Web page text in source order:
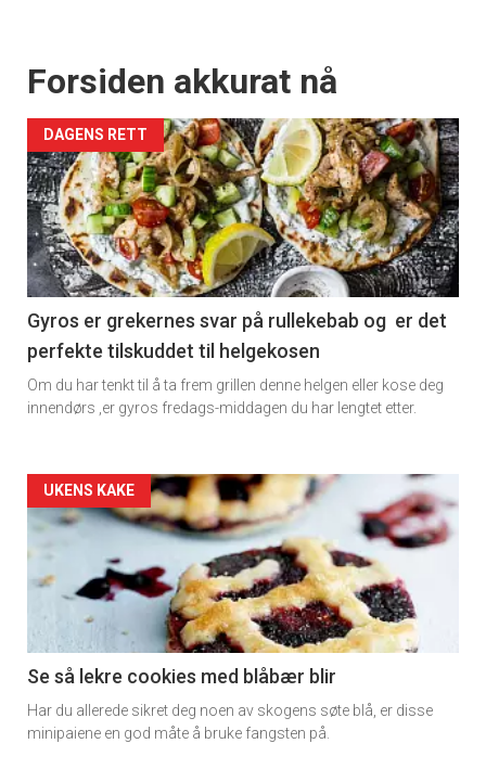
Forsiden akkurat nå
DAGENS RETT
Gyros er grekernes svar på rullekebab og er det
perfekte tilskuddet til helgekosen
Om du har tenkt til å ta frem grillen denne helgen eller kose deg
innendørs ,er gyros fredags-middagen du har lengtet etter.
Forsiden
akkurat
nå
2
UKENS KAKE
Se så lekre cookies med blåbær blir
Har du allerede sikret deg noen av skogens søte blå, er disse
minipaiene en god måte å bruke fangsten på.